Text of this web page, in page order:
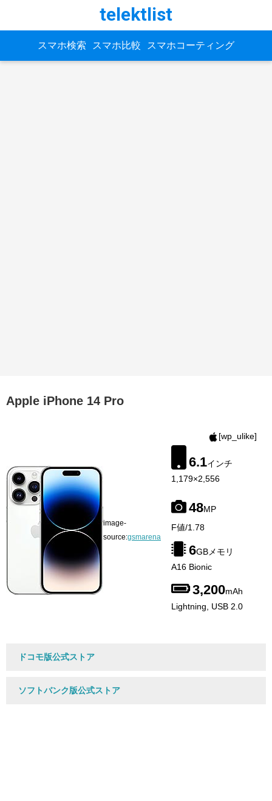
telektlist
スマホ検索 スマホ比較 スマホコーティング
Apple iPhone 14 Pro
image-
source:gsmarena
[wp_ulike]
6.1インチ
1,179×2,556
48MP
F値/1.78
6GBメモリ
A16 Bionic
3,200mAh
Lightning, USB 2.0
ドコモ版公式ストア
ソフトバンク版公式ストア